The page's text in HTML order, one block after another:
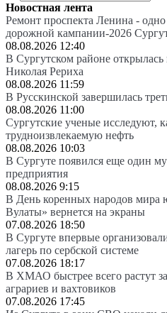
Новостная лента
Ремонт проспекта Ленина -
дорожной кампании-2026
08.08.2026 12:40
В Сургутском районе
Николая Рериха
08.08.2026 11:59
В Русскинской завершилась
08.08.2026 11:00
Сургутские ученые исследуют,
трудноизвлекаемую нефть
08.08.2026 10:03
В Сургуте появился еще один
предприятия
08.08.2026 9:15
В День коренных народов мира
Вулаты» вернется на экраны
07.08.2026 18:50
В Сургуте впервые
лагерь по сербской системе
07.08.2026 18:17
В ХМАО быстрее всего растут
аграриев и вахтовиков
07.08.2026 17:45